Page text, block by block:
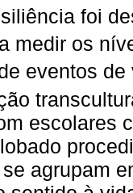
foi
medir os
eventos
escolares
agrupam